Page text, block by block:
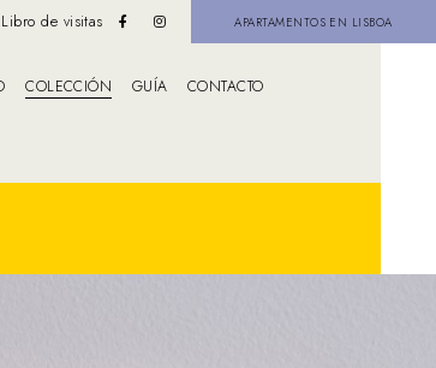
Libro de visitas APARTAMENTOS EN LISBOA
COLECCIÓN GUÍA CONTACTO